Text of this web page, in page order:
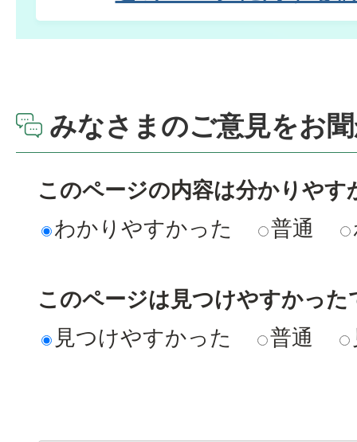
みなさまのご意見をお
このページの内容は分かりやす
わかりやすかった
普通
このページは見つけやすかった
見つけやすかった
普通